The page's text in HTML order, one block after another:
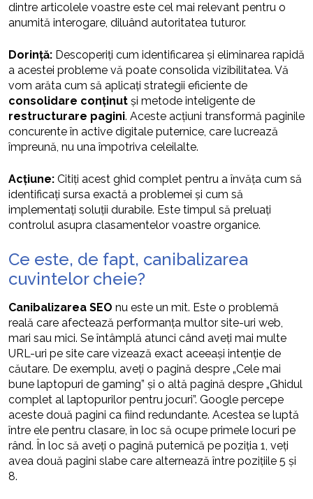
dintre articolele voastre este cel mai relevant pentru o
anumită interogare, diluând autoritatea tuturor.
Dorință: Descoperiți cum identificarea și eliminarea rapidă
a acestei probleme vă poate consolida vizibilitatea. Vă
vom arăta cum să aplicați strategii eficiente de
consolidare conținut și metode inteligente de
restructurare pagini. Aceste acțiuni transformă paginile
concurente în active digitale puternice, care lucrează
împreună, nu una împotriva celeilalte.
Acțiune: Citiți acest ghid complet pentru a învăța cum să
identificați sursa exactă a problemei și cum să
implementați soluții durabile. Este timpul să preluați
controlul asupra clasamentelor voastre organice.
Ce este, de fapt, canibalizarea
cuvintelor cheie?
Canibalizarea SEO nu este un mit. Este o problemă
reală care afectează performanța multor site-uri web,
mari sau mici. Se întâmplă atunci când aveți mai multe
URL-uri pe site care vizează exact aceeași intenție de
căutare. De exemplu, aveți o pagină despre „Cele mai
bune laptopuri de gaming” și o altă pagină despre „Ghidul
complet al laptopurilor pentru jocuri”. Google percepe
aceste două pagini ca fiind redundante. Acestea se luptă
între ele pentru clasare, în loc să ocupe primele locuri pe
rând. În loc să aveți o pagină puternică pe poziția 1, veți
avea două pagini slabe care alternează între pozițiile 5 și
8.